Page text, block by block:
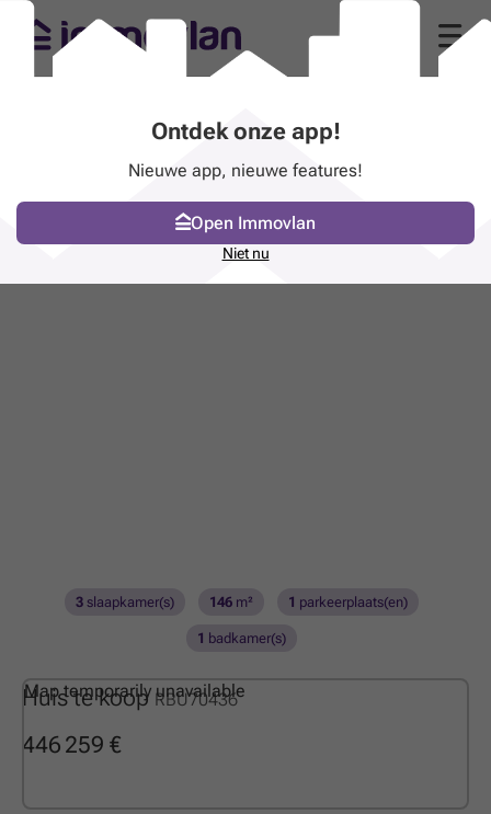
Huis te koop RBU70436
446 259 €
3slaapkamer(s) 146m² 1 parkeerplaats(en)
1 badkamer(s)
Map temporarily unavailable
Ontdek onze app!
Nieuwe app, nieuwe features!
Open Immovlan
Niet nu